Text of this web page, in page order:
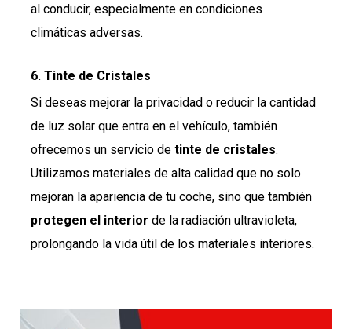
al conducir, especialmente en condiciones
climáticas adversas.
6.Tinte de Cristales
Si deseas mejorar la privacidad o reducir la cantidad
de luz solar que entra en el vehículo, también
ofrecemos un servicio detinte de cristales.
Utilizamos materiales de alta calidad que no solo
mejoran la apariencia de tu coche, sino que también
protegen el interior de la radiación ultravioleta,
prolongando la vida útil de los materiales interiores.